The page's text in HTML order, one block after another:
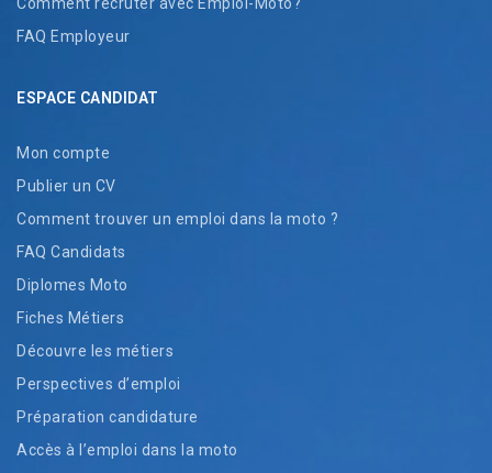
FAQ Employeur
ESPACE CANDIDAT
Mon compte
Publier un CV
Comment trouver un emploi dans la moto ?
FAQ Candidats
Diplomes Moto
Fiches Métiers
Découvre les métiers
Perspectives d’emploi
Préparation candidature
Accès à l’emploi dans la moto